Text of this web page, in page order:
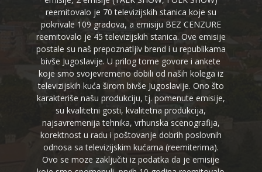
reemitovalo je 70 televizijskih stanica koje su
pokrivale 109 gradova, a emisiju BEZ CENZURE
reemitovalo je 45 televizijskih stanica. Ove emisije
postale su naš prepoznatljiv brend i u republikama
bivše Jugoslavije. U prilog tome govore i ankete
koje smo svojevremeno dobili od naših kolega iz
televizijskih kuća širom bivše Jugoslavije. Ono što
karakteriše našu produkciju, tj. pomenute emisije,
su kvalitetni gosti, kvalitetna produkcija,
najsavremenija tehnika, vrhunska scenografija,
korektnost u radu i poštovanje dobrih poslovnih
odnosa sa televizijskim kućama (reemiterima).
Ovo se moze zaključiti iz podatka da je emisije